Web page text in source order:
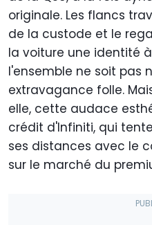
originale. Les flancs
de la custode et le
la voiture une identité
l'ensemble ne soit pas
extravagance folle.
elle, cette audace
crédit d'Infiniti, qui
ses distances avec le
sur le marché du